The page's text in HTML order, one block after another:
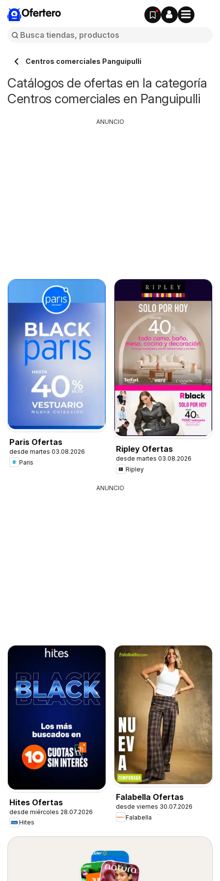
Ofertero
Centros comerciales Panguipulli
Catálogos de ofertas en la categoría
Centros comerciales en Panguipulli
Paris Ofertas
desde martes 03.08.2026
Paris
Ripley Ofertas
desde martes 03.08.2026
Ripley
ANUNCIO
ANUNCIO
Hites Ofertas
desde miércoles 28.07.2026
Hites
Falabella Ofertas
desde viernes 30.07.2026
Falabella